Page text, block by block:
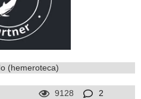
(hemeroteca)
9128 2